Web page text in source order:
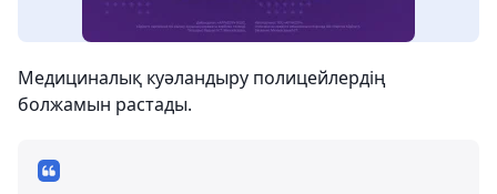
Медициналық куәландыру полицейлердің
болжамын растады.